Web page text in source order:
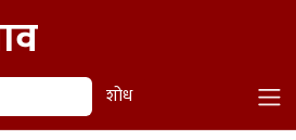
शोध